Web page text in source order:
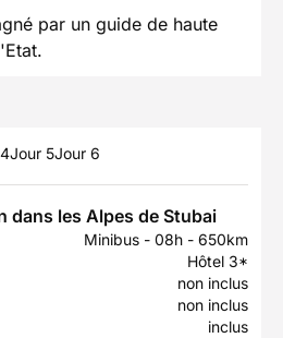
par un guide de haute
Jour 5Jour 6
dans les Alpes de Stubai
Minibus - 08h - 650km
Hôtel 3*
non inclus
non inclus
inclus